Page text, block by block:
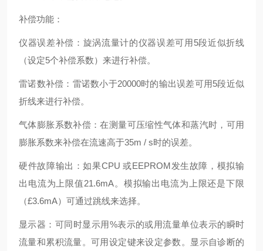
补偿功能：
仪器误差补偿：旋涡流量计的仪器误差可用5段近似折线
（设定5个补偿系数）来进行补偿。
雷诺数补偿：雷诺数小于20000时的输出误差可用5段近似
折线来进行补偿。
气体膨胀系数补偿：在测量可压缩性气体和蒸汽时，可用
膨胀系数来补偿在流速高于35m / s时的误差。
硬件故障输出：如果CPU 或EEPROM发生故障，模拟输
出电流为上限值21.6mA。模拟输出电流为上限还是下限
（£3.6mA）可通过跳线来选择。
显示器：可同时显示用%表示的或用流量单位表示的瞬时
流量和累积流量。可用设定键来设定参数。显示自诊断的